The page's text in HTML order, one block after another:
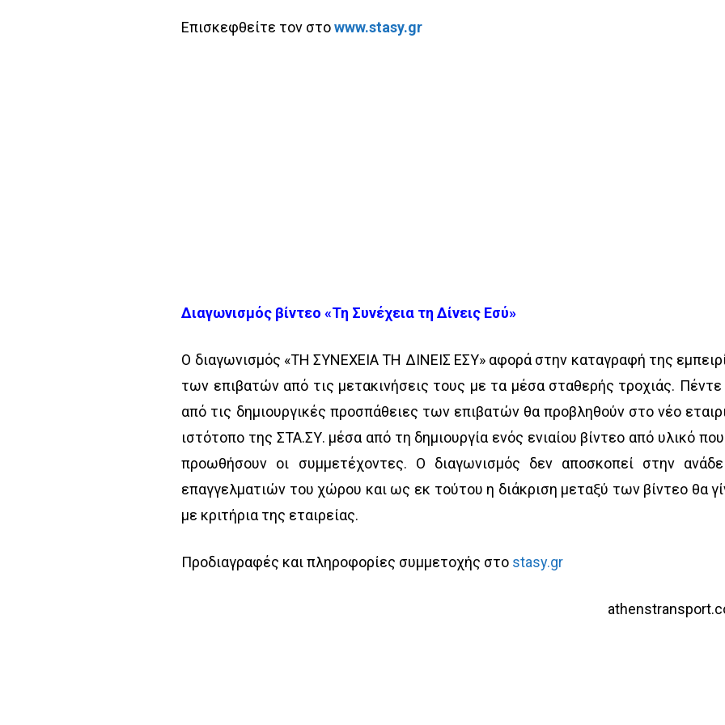
Επισκεφθείτε τον στοwww.stasy.gr
Διαγωνισμός βίντεο «Τη Συνέχεια τη Δίνεις Εσύ»
Ο διαγωνισμός «ΤΗ ΣΥΝΕΧΕΙΑ ΤΗ ΔΙΝΕΙΣ ΕΣΥ» αφορά στην καταγραφή της
των επιβατών από τις μετακινήσεις τους με τα μέσα σταθερής τροχιάς.
από τις δημιουργικές προσπάθειες των επιβατών θα προβληθούν στο νέο
ιστότοπο της ΣΤΑ.ΣΥ. μέσα από τη δημιουργία ενός ενιαίου βίντεο από υλικό
προωθήσουν οι συμμετέχοντες. Ο διαγωνισμός δεν αποσκοπεί στην
επαγγελματιών του χώρου και ως εκ τούτου η διάκριση μεταξύ των βίντεο θα
με κριτήρια της εταιρείας.
Προδιαγραφές και πληροφορίες συμμετοχής στο stasy.gr